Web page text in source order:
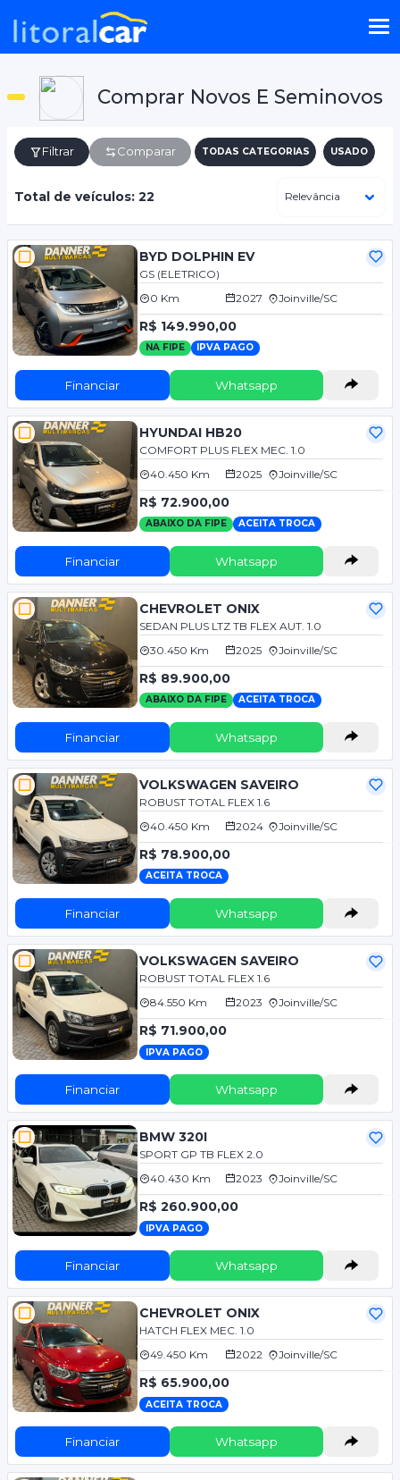
Comprar Novos E Seminovos
Filtrar Comparar TODAS CATEGORIAS USADO
Total de veículos: 22
BYD DOLPHIN EV
GS (ELETRICO)
0 Km
2027 Joinville/SC
R$ 149.990,00
NA FIPE IPVA PAGO
Financiar Whatsapp
HYUNDAI HB20
COMFORT PLUS FLEX MEC. 1.0
40.450 Km
2025 Joinville/SC
R$ 72.900,00
ABAIXO DA FIPE ACEITA TROCA
Financiar Whatsapp
CHEVROLET ONIX
SEDAN PLUS LTZ TB FLEX AUT. 1.0
30.450 Km
2025 Joinville/SC
R$ 89.900,00
ABAIXO DA FIPE ACEITA TROCA
Financiar Whatsapp
VOLKSWAGEN SAVEIRO
ROBUST TOTAL FLEX 1.6
40.450 Km
2024 Joinville/SC
R$ 78.900,00
ACEITA TROCA
Financiar Whatsapp
VOLKSWAGEN SAVEIRO
ROBUST TOTAL FLEX 1.6
84.550 Km
2023 Joinville/SC
R$ 71.900,00
IPVA PAGO
Financiar Whatsapp
BMW 320I
SPORT GP TB FLEX 2.0
40.430 Km
2023 Joinville/SC
R$ 260.900,00
IPVA PAGO
Financiar Whatsapp
CHEVROLET ONIX
HATCH FLEX MEC. 1.0
49.450 Km
2022 Joinville/SC
R$ 65.900,00
ACEITA TROCA
Financiar Whatsapp